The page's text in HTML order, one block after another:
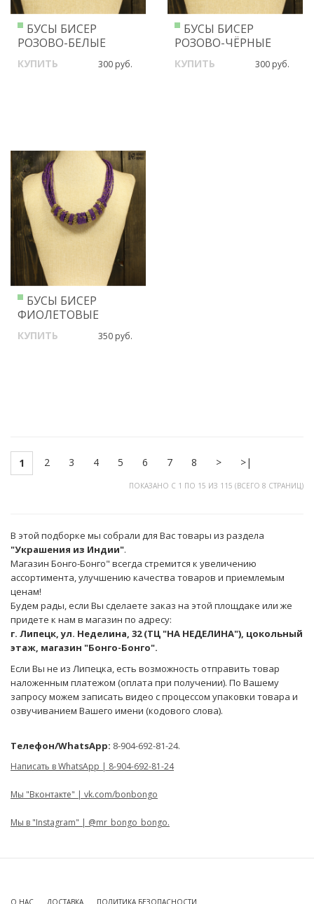
БУСЫ БИСЕР
РОЗОВО-БЕЛЫЕ
КУПИТЬ 300 руб.
БУСЫ БИСЕР
РОЗОВО-ЧЁРНЫЕ
КУПИТЬ 300 руб.
БУСЫ БИСЕР
ФИОЛЕТОВЫЕ
КУПИТЬ 350 руб.
1 2 3 4 5 6 7 8 > >|
ПОКАЗАНО С 1 ПО 15 ИЗ 115 (ВСЕГО 8 СТРАНИЦ)
В этой подборке мы собрали для Вас товары из раздела
"Украшения из Индии".
Магазин Бонго-Бонго" всегда стремится к увеличению
ассортимента, улучшению качества товаров и приемлемым
ценам!
Будем рады, если Вы сделаете заказ на этой площдаке или же
придете к нам в магазин по адресу:
г. Липецк, ул. Неделина, 32 (ТЦ "НА НЕДЕЛИНА"), цокольный
этаж, магазин "Бонго-Бонго".
Если Вы не из Липецка, есть возможность отправить товар
наложенным платежом (оплата при получении). По Вашему
запросу можем записать видео с процессом упаковки товара и
озвучиванием Вашего имени (кодового слова).
Телефон/WhatsApp: 8-904-692-81-24.
Написать в WhatsApp | 8-904-692-81-24
Мы "Вконтакте" | vk.com/bonbongo
Мы в "Instagram" | @mr_bongo_bongo.
О НАС ДОСТАВКА ПОЛИТИКА БЕЗОПАСНОСТИ